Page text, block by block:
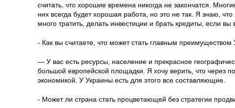
считать, что хорошие времена никогда не закончатся.
них всегда будет хорошая работа, но это не так. Я знаю,
много тратить, делать инвестиции и брать кредиты, если вы
- Как вы считаете, что может стать главным преимуществом
— У вас есть ресурсы, население и прекрасное
большой европейской площадки. Я хочу верить, что через
экономикой. У Украины есть для этого все составляющие.
- Может ли страна стать процветающей без стратегии